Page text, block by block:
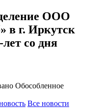
ООО
в г. Иркутск
со дня
Обособленное
Все новости